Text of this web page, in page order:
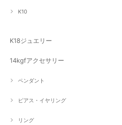
K10
K18ジュエリー
14kgfアクセサリー
ペンダント
ピアス・イヤリング
リング